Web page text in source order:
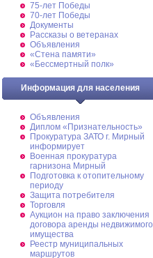
75-лет Победы
70-лет Победы
Документы
Рассказы о ветеранах
Объявления
«Стена памяти»
«Бессмертный полк»
Информация для населения
Объявления
Диплом «Признательность»
Прокуратура ЗАТО г. Мирный
информирует
Военная прокуратура
гарнизона Мирный
Подготовка к отопительному
периоду
Защита потребителя
Торговля
Аукцион на право заключения
договора аренды недвижимого
имущества
Реестр муниципальных
маршрутов